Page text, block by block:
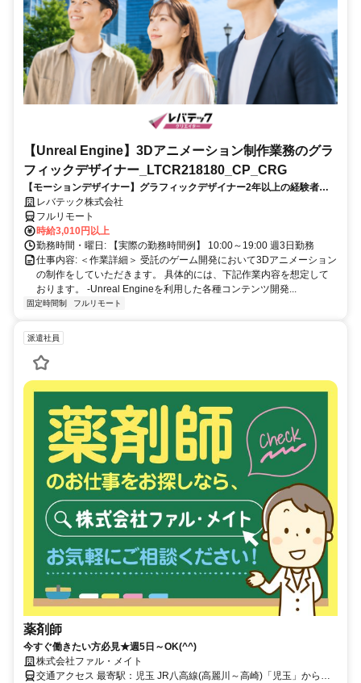
【Unreal Engine】3Dアニメーション制作業務のグラ
フィックデザイナー_LTCR218180_CP_CRG
【モーションデザイナー】グラフィックデザイナー2年以上の経験者を
歓迎！キャリアアップを目指したい方も大歓迎♪
レバテック株式会社
フルリモート
時給3,010円以上
勤務時間・曜日: 【実際の勤務時間例】 10:00～19:00 週3日勤務
仕事内容: ＜作業詳細＞ 受託のゲーム開発において3Dアニメーション
の制作をしていただきます。 具体的には、下記作業内容を想定して
おります。 -Unreal Engineを利用した各種コンテンツ開発...
固定時間制 フルリモート
派遣社員
薬剤師
今すぐ働きたい方必見★週5日～OK(^^)
株式会社ファル・メイト
交通アクセス 最寄駅：児玉 JR八高線(高麗川～高崎)「児玉」から徒